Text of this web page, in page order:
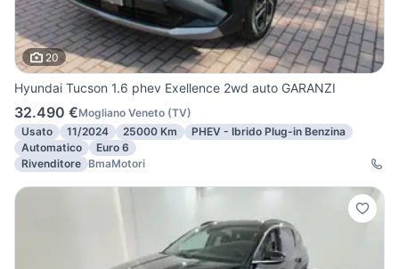
20
Hyundai Tucson 1.6 phev Exellence 2wd auto GARANZI
32.490 €Mogliano Veneto (TV)
Usato
11/2024 25000 Km
PHEV - Ibrido Plug-in Benzina
Automatico
Euro 6
Rivenditore BmaMotori